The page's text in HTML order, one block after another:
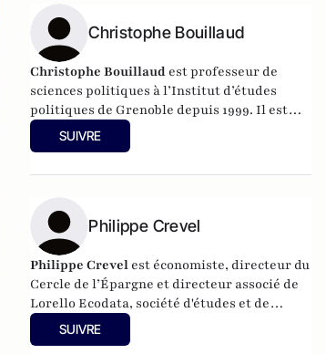
Christophe Bouillaud
Christophe Bouillaud est professeur de
sciences politiques à l’Institut d’études
politiques de Grenoble depuis 1999. Il est
spécialiste à la fois de la vie politique
italienne, et de la vie politique européenne,
SUIVRE
Philippe Crevel
Philippe Crevel est économiste, directeur du
Cercle de l’Épargne et directeur associé de
Lorello Ecodata, société d'études et de
conseils en stratégies économiques.
SUIVRE